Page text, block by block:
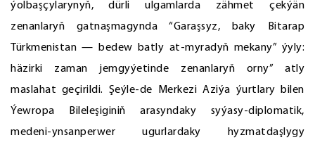
ýolbaşçylarynyň, dürli ulgamlarda zähmet çekýän
zenanlaryň gatnaşmagynda “Garaşsyz, baky Bitarap
Türkmenistan — bedew batly at-myradyň mekany” ýyly:
häzirki zaman jemgyýetinde zenanlaryň orny” atly
maslahat geçirildi. Şeýle-de Merkezi Aziýa ýurtlary bilen
Ýewropa Bileleşiginiň arasyndaky syýasy-diplomatik,
medeni-ynsanperwer ugurlardaky hyzmatdaşlygy